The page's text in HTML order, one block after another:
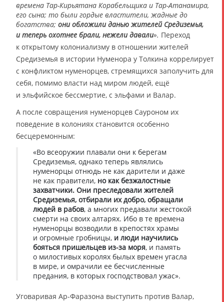
времена Тар-Кирьятана Корабельщика и Тар-Атанамира,
его сына; то были гордые властители, жадные до
богатства; они обложили данью жителей Средиземья,
и теперь охотнее брали, нежели давали». Переход
к открытому колониализму в отношении жителей
Средиземья в истории Нуменора у Толкина коррелирует
с конфликтом нуменорцев, стремящихся заполучить для
себя, помимо власти над миром людей, ещё
и эльфийское бессмертие, с эльфами и Валар.
А после совращения нуменорцев Сауроном их
поведение в колониях становится особенно
бесцеремонным:
«Во всеоружии плавали они к берегам
Средиземья, однако теперь являлись
нуменорцы отнюдь не как дарители и даже
не как правители, но как безжалостные
захватчики. Они преследовали жителей
Средиземья, отбирали их добро, обращали
людей в рабов, а многих предавали жестокой
смерти на своих алтарях. Ибо в те времена
нуменорцы возводили в крепостях храмы
и огромные гробницы, и люди научились
бояться пришельцев из-за моря, и память
о милостивых королях былых времен угасла
в мире, и омрачили ее бесчисленные
предания, в которых господствовал ужас».
Уговаривая Ар-Фаразона выступить против Валар,